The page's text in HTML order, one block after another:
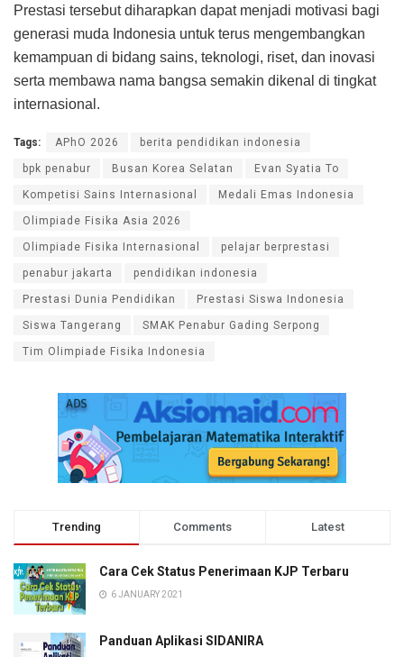
Prestasi tersebut diharapkan dapat menjadi motivasi bagi
generasi muda Indonesia untuk terus mengembangkan
kemampuan di bidang sains, teknologi, riset, dan inovasi
serta membawa nama bangsa semakin dikenal di tingkat
internasional.
Tags: APhO 2026 berita pendidikan indonesia
bpk penabur Busan Korea Selatan Evan Syatia To
Kompetisi Sains Internasional Medali Emas Indonesia
Olimpiade Fisika Asia 2026
Olimpiade Fisika Internasional pelajar berprestasi
penabur jakarta pendidikan indonesia
Prestasi Dunia Pendidikan Prestasi Siswa Indonesia
Siswa Tangerang SMAK Penabur Gading Serpong
Tim Olimpiade Fisika Indonesia
Trending Comments Latest
Cara Cek Status Penerimaan KJP Terbaru
6 JANUARY 2021
Panduan Aplikasi SIDANIRA